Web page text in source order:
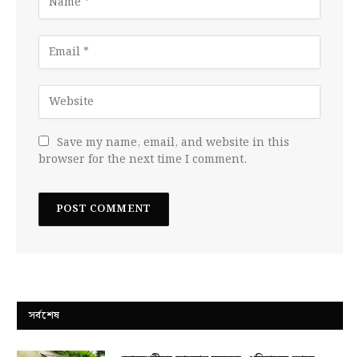
Save my name, email, and website in this
browser for the next time I comment.
সর্বশেষ